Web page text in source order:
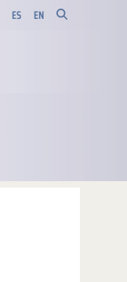
ES EN